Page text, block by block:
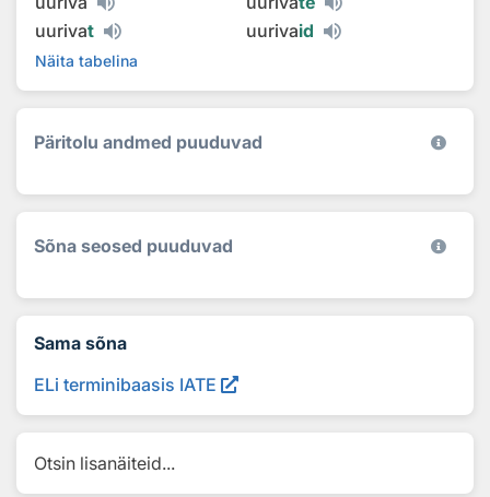
uurivat uurivaid
Näita tabelina
Päritolu andmed puuduvad
Sõna seosed puuduvad
Sama sõna
ELi terminibaasis IATE
Otsin lisanäiteid...